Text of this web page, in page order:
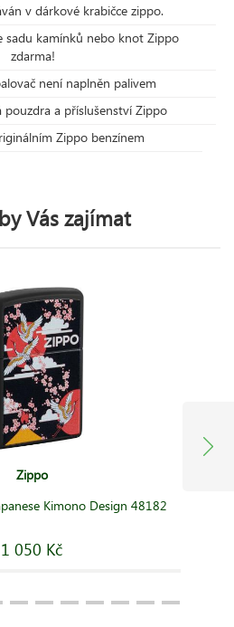
v dárkové krabičce zippo.
sadu kamínků nebo knot Zippo
zdarma!
není naplněn palivem
pouzdra a příslušenství Zippo
Zippo benzínem
Vás zajímat
Zippo
Kimono Design 48182
1 050 Kč